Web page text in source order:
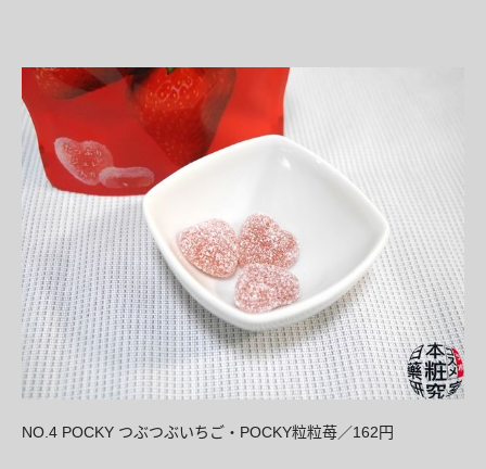
NO.4 POCKY つぶつぶいちご・ POCKY粒粒苺／162 円